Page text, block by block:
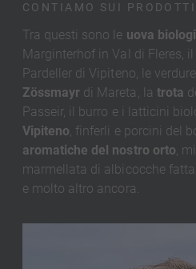
CONTIAMO SUI
Tra questi sono le uova
Marginterhof in Val di Fleres,
Pardeller di Vipiteno, le
Zössmayr di Mareta, la trota
Passeir, il burro e i latticini
Vipiteno, finferli e porcini del
aromatiche del nostro orto,
marmellata di albicocche
e molto altro ancora.